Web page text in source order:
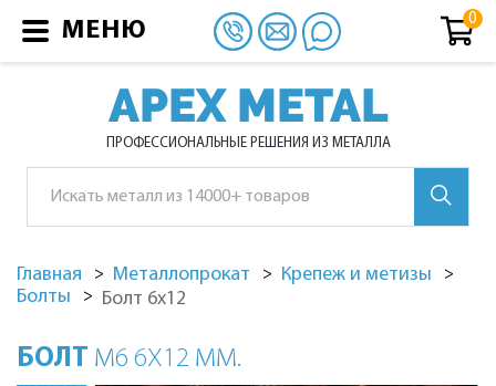
APEX METAL
ПРОФЕССИОНАЛЬНЫЕ РЕШЕНИЯ ИЗ МЕТАЛЛА
Главная Металлопрокат
Крепеж и метизы
Болты
Болт 6х12
БОЛТ М6 6Х12 ММ.
МЕНЮ